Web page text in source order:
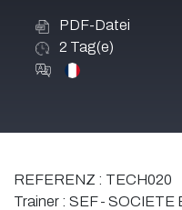
PDF-Datei
2 Tag(e)
REFERENZ : TECH020
Trainer : SEF - SOCIETE